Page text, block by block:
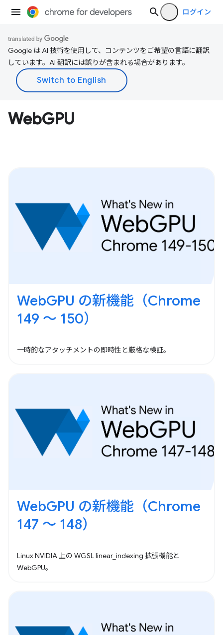
ログイン
Google は AI 技術を使用して、コンテンツをご希望の言語に翻訳
しています。AI 翻訳には誤りが含まれる場合があります。
WebGPU
WebGPU の新機能（Chrome
149 ～ 150）
一時的なアタッチメントの即時性と厳格な検証。
WebGPU の新機能（Chrome
147 ～ 148）
Linux NVIDIA 上の WGSL linear_indexing 拡張機能と
WebGPU。